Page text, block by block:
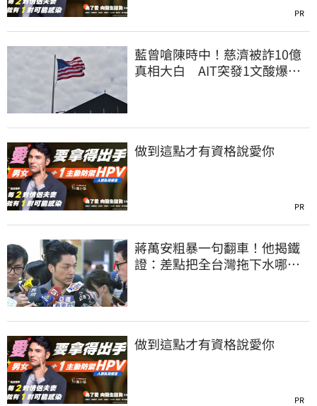
PR
藍曾嗆陳時中！慈濟被詐10億
真相大白 AIT突發1文酸爆…
做到這點才有資格說愛你
PR
蔣萬安粗暴一句翻車！他揭鐵
證：差點把全台灣拖下水哪時
做到這點才有資格說愛你
PR